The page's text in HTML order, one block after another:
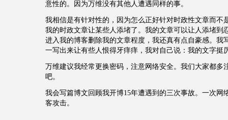
意性的。因为万维没有其他人遭遇同样的事。
我相信是有针对性的，因为怎么正好针对时政性文章而不
我的时政文章让某些人添堵了。我的文章可以让人添堵到
进入我的博客删除我的文章程度，我还真有点自豪感。我
一写出来让有些人恨得牙痒痒，我对自己说：我的文字挺
万维建议我经常更换密码，注意网络安全。我们大家都多
吧。
我会写篇博文回顾我开博15年遭遇到的三次事故。一次网
客攻击。